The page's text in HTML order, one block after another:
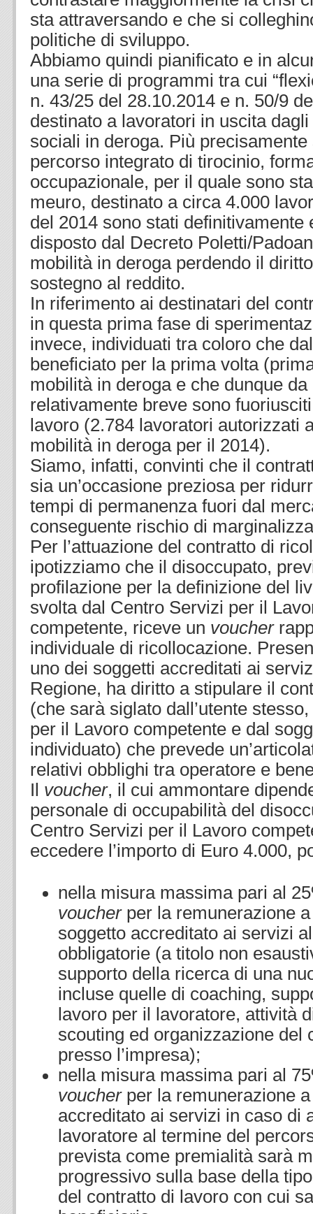
sta attraversando e che si
politiche di sviluppo.
Abbiamo quindi pianificato e in
una serie di programmi tra cui
n. 43/25 del 28.10.2014 e n. 50/9
destinato a lavoratori in uscita
sociali in deroga. Più
percorso integrato di tirocinio,
occupazionale, per il quale sono
meuro, destinato a circa 4.000
del 2014 sono stati definitivamente
disposto dal Decreto Poletti/
mobilità in deroga perdendo il
sostegno al reddito.
In riferimento ai destinatari del
in questa prima fase di
invece, individuati tra coloro che
beneficiato per la prima volta
mobilità in deroga e che dunque da
relativamente breve sono
lavoro (2.784 lavoratori autorizzati
mobilità in deroga per il 2014).
Siamo, infatti, convinti che il
sia un’occasione preziosa per
tempi di permanenza fuori dal
conseguente rischio di
Per l’attuazione del contratto di
ipotizziamo che il disoccupato,
profilazione per la definizione del
svolta dal Centro Servizi per il
competente, riceve un voucher
individuale di ricollocazione.
uno dei soggetti accreditati ai
Regione, ha diritto a stipulare il
(che sarà siglato dall’utente
per il Lavoro competente e dal
individuato) che prevede
relativi obblighi tra operatore e
Il voucher, il cui ammontare
personale di occupabilità del
Centro Servizi per il Lavoro
eccedere l’importo di Euro 4.000,
nella misura massima pari al
voucherper la remunerazione
soggetto accreditato ai servizi
obbligatorie (a titolo non
supporto della ricerca di una
incluse quelle di coaching,
lavoro per il lavoratore, attività
scouting ed organizzazione del
presso l’impresa);
nella misura massima pari al
voucherper la remunerazione
accreditato ai servizi in caso di
lavoratore al termine del
prevista come premialità sarà
progressivo sulla base della
del contratto di lavoro con cui